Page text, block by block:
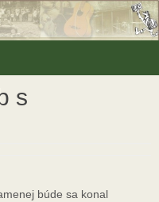
s
búde sa konal